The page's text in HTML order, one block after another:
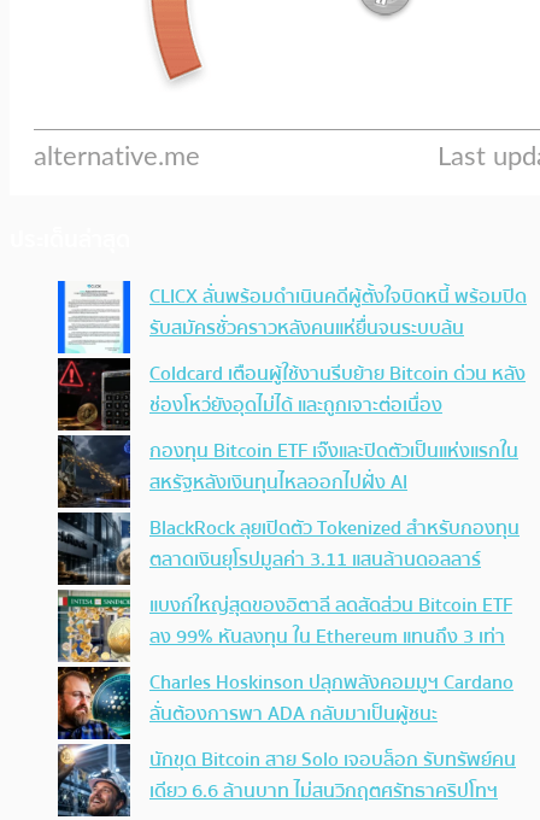
CLICX ลั่นพร้อมดำเนินคดีผู้ตั้งใจบิดหนี้ พร้อมปิด
รับสมัครชั่วคราวหลังคนแห่ยื่นจนระบบล้น
Coldcard เตือนผู้ใช้งานรีบย้าย Bitcoin ด่วน หลัง
ช่องโหว่ยังอุดไม่ได้ และถูกเจาะต่อเนื่อง
กองทุน Bitcoin ETF เจ๊งและปิดตัวเป็นแห่งแรกใน
สหรัฐหลังเงินทุนไหลออกไปฝั่ง AI
BlackRock ลุยเปิดตัว Tokenized สำหรับกองทุน
ตลาดเงินยุโรปมูลค่า 3.11 แสนล้านดอลลาร์
แบงก์ใหญ่สุดของอิตาลี ลดสัดส่วน Bitcoin ETF
ลง 99% หันลงทุน ใน Ethereum แทนถึง 3 เท่า
Charles Hoskinson ปลุกพลังคอมมูฯ Cardano
ลั่นต้องการพา ADA กลับมาเป็นผู้ชนะ
นักขุด Bitcoin สาย Solo เจอบล็อก รับทรัพย์คน
เดียว 6.6 ล้านบาท ไม่สนวิกฤตศรัทธาคริปโทฯ